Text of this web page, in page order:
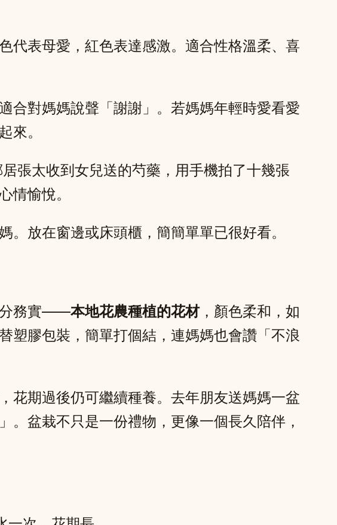
代表母愛，紅色表達感激。適合性格溫柔、喜
合對媽媽說聲「謝謝」。若媽媽年輕時愛看愛
來。
張太收到女兒送的芍藥，用手機拍了十幾張
情愉悅。
放在窗邊或床頭櫃，簡簡單單已很好看。
分務實——本地花農種植的花材，顏色柔和，如
塑膠包裝，簡單打個結，連媽媽也會讚「不浪
花期過後仍可繼續種養。去年朋友送媽媽一盆
盆栽不只是一份禮物，更像一個長久陪伴，